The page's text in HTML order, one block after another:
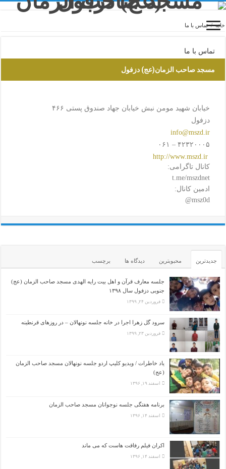
خانه / تماس با ما
تماس با ما
مسجد صاحب الزمان(عج) دزفول
خیابان شهید مومن نبش خیابان جهاد صندوق پستی ۴۶۶
دزفول
info@mszd.ir
۴۲۳۲۰۰۰۵ – ۰۶۱
http://www.mszd.ir
کانال تاگرامی:
t.me/mszdnet
ادمین کانال:
msz0d@
جدیدترین محبوبترین دیدگاه ها برچسب
جلسه معارف قرآن و اهل بیت رایه الهدی مسجد صاحب الزمان (عج)
جنوبی دزفول سال ۱۳۹۸
فروردین ۲۴, ۱۳۹۹
سرود گل زهرا اجرا در خانه جلسه نونهالان – در روزهای قرنطینه
فروردین ۲۳, ۱۳۹۹
یاد خاطرات / ویدیو کلیپ اردو جلسه نونهالان مسجد صاحب الزمان
(عج)
اسفند ۱۹, ۱۳۹۶
برنامه هفتگی جلسه نوجوانان مسجد صاحب الزمان
اسفند ۱۴, ۱۳۹۶
اکران فیلم رفاقت هاست که می ماند
اسفند ۱۴, ۱۳۹۶